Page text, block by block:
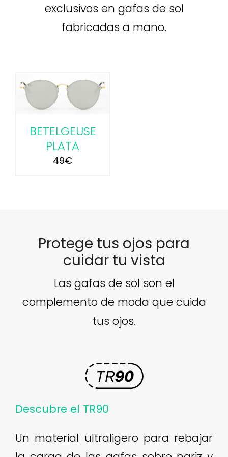
exclusivos en gafas de sol
fabricadas a mano.
BETELGEUSE
PLATA
49€
Protege tus ojos para
cuidar tu vista
Las gafas de sol son el
complemento de moda que cuida
tus ojos.
Descubre el TR90
Un material ultraligero para rebajar